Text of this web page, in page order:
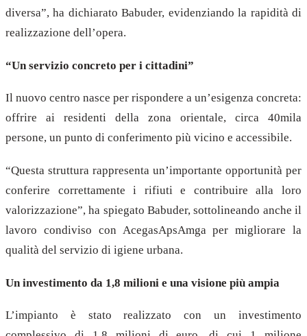
diversa”, ha dichiarato Babuder, evidenziando la rapidità di
realizzazione dell’opera.
“Un servizio concreto per i cittadini”
Il nuovo centro nasce per rispondere a un’esigenza concreta:
offrire ai residenti della zona orientale, circa 40mila
persone, un punto di conferimento più vicino e accessibile.
“Questa struttura rappresenta un’importante opportunità per
conferire correttamente i rifiuti e contribuire alla loro
valorizzazione”, ha spiegato Babuder, sottolineando anche il
lavoro condiviso con AcegasApsAmga per migliorare la
qualità del servizio di igiene urbana.
Un investimento da 1,8 milioni e una visione più ampia
L’impianto è stato realizzato con un investimento